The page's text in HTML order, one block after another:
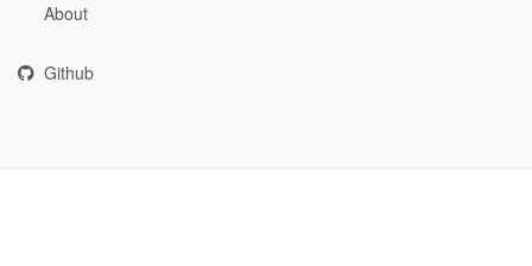
About
Github